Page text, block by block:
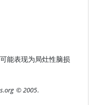
能表现为局灶性脑损
© 2005.